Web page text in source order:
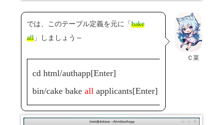
Ｃ菜
では、このテーブル定義を元に「bake
all 」しましょう～
cd html/authapp[Enter]
bin/cake bakeall applicants[Enter]